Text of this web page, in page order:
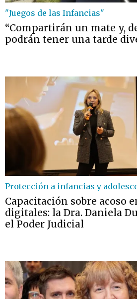
"Juegos de las Infancias"
“Compartirán un mate y,
podrán tener una tarde
Protección a infancias y
Capacitación sobre acoso
digitales: la Dra. Daniela
el Poder Judicial